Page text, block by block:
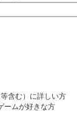
含む）に詳しい方
ームが好きな方